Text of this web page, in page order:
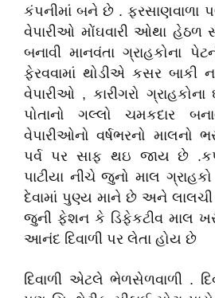
કંપનીમાં બને છે . ફરસાણવાળા
વેપારીઓ મોંઘવારી ઓથા હેઠળ
બનાવી માનવંતા ગ્રાહકોના
ફેરવવામાં થોડીએ કસર બાકી
વેપારીઓ , કારીગરો
પોતાનો ગલ્લો ચમકદાર
વેપારીઓનો વર્ષભરનો માલનો
પર્વ પર સાફ થઇ જાય છે
પાટીયા નીચે જુનો માલ
દેવામાં પુણ્ય માને છે અને લાલચી
જુની ફેશન કે ડિફેકટીવ માલ
આનંદ દિવાળી પર લેતા હોય છે
દિવાળી એટલે ભેળસેળવાળી .